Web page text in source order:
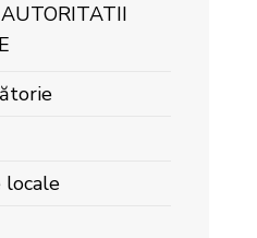
locale